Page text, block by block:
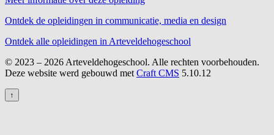
Ontdek de opleidingen in communicatie, media en design
Ontdek alle opleidingen in Arteveldehogeschool
© 2023 – 2026 Arteveldehogeschool. Alle rechten voorbehouden.
Deze website werd gebouwd met Craft CMS 5.10.12
↑